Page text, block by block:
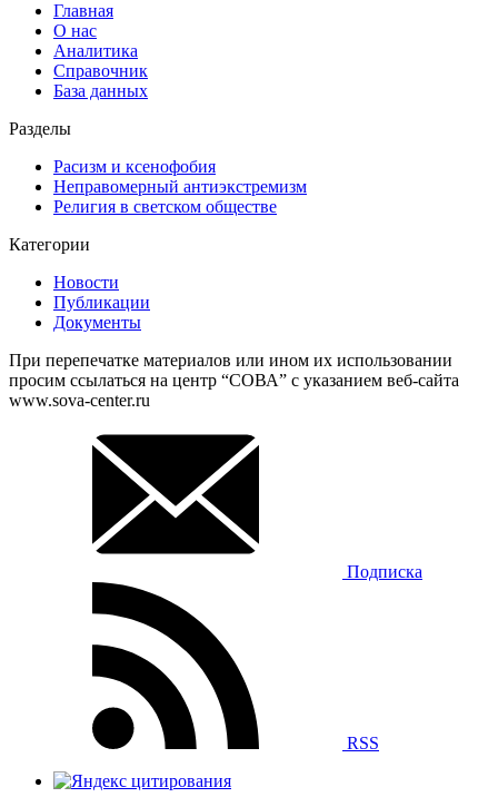
Главная
О нас
Аналитика
Справочник
База данных
Разделы
Расизм и ксенофобия
Неправомерный антиэкстремизм
Религия в светском обществе
Категории
Новости
Публикации
Документы
При перепечатке материалов или ином их использовании
просим ссылаться на центр “СОВА” с указанием веб-сайта
www.sova-center.ru
Подписка
RSS